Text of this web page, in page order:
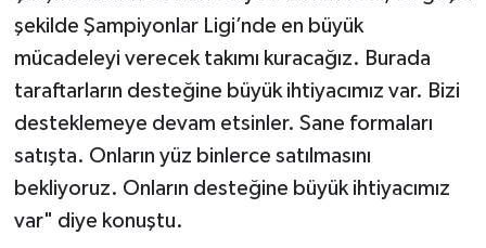
şekilde Şampiyonlar Ligi’nde en büyük
mücadeleyi verecek takımı kuracağız. Burada
taraftarların desteğine büyük ihtiyacımız var. Bizi
desteklemeye devam etsinler. Sane formaları
satışta. Onların yüz binlerce satılmasını
bekliyoruz. Onların desteğine büyük ihtiyacımız
var" diye konuştu.